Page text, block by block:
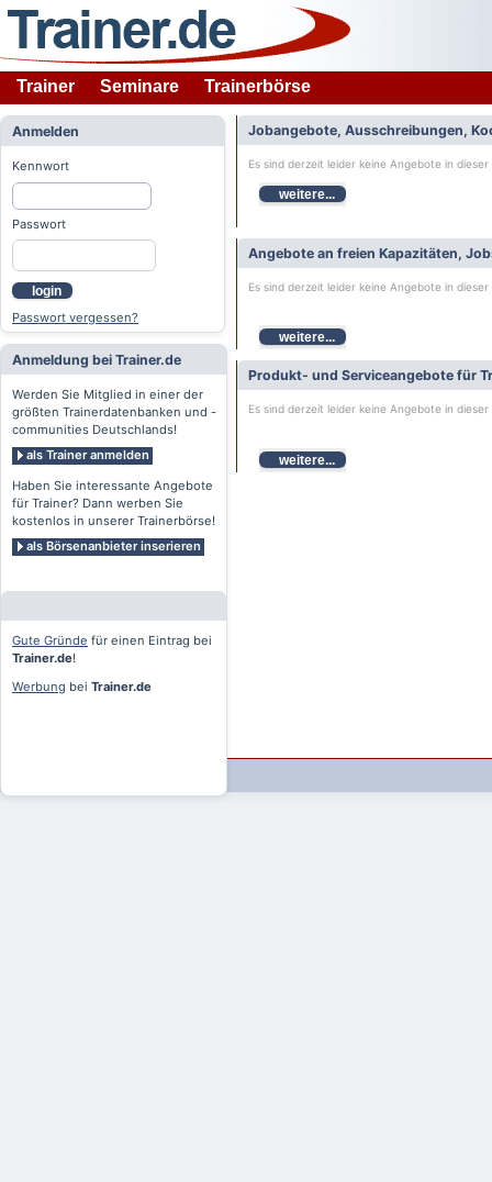
Trainer Seminare Trainerbörse
Anmelden
Kennwort
Passwort
login
Passwort vergessen?
Anmeldung bei Trainer.de
Werden Sie Mitglied in einer der
größten Trainerdatenbanken und -
communities Deutschlands!
als Trainer anmelden
Haben Sie interessante Angebote
für Trainer? Dann werben Sie
kostenlos in unserer Trainerbörse!
als Börsenanbieter inserieren
Gute Gründe für einen Eintrag bei
Trainer.de!
Werbung bei Trainer.de
Jobangebote, Ausschreibungen,
Es sind derzeit leider keine Angebote in
weitere...
Angebote an freien Kapazitäten,
Es sind derzeit leider keine Angebote in
weitere...
Produkt- und Serviceangebote für
Es sind derzeit leider keine Angebote in
weitere...